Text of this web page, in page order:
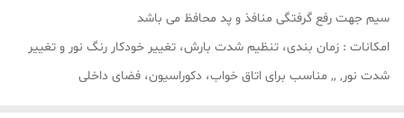
سیم جهت رفع گرفتگی منافذ و پد محافظ می باشد
امکانات : زمان بندی، تنظیم شدت بارش، تغییر خودکار رنگ نور و تغییر
شدت نور, ,, مناسب برای اتاق خواب، دکوراسیون، فضای داخلی